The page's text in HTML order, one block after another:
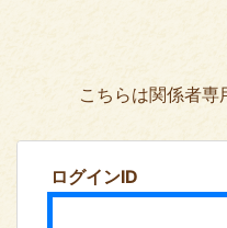
こちらは関係者専
ログインID